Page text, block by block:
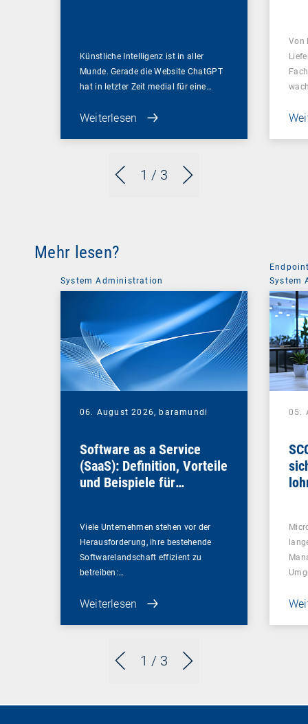
1 / 3
Künstliche Intelligenz ist in aller
Munde. Gerade die Website ChatGPT
hat in letzter Zeit medial für eine…
Weiterlesen
Von
Mehr lesen?
1 / 3
System Administration
06. August 2026, baramundi
Software as a Service
(SaaS): Definition, Vorteile
und Beispiele für
Viele Unternehmen stehen vor der
Herausforderung, ihre bestehende
Softwarelandschaft effizient zu
betreiben:…
Weiterlesen
System
05.